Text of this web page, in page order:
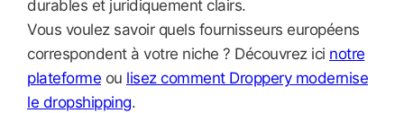
durables et juridiquement clairs.
Vous voulez savoir quels fournisseurs européens
correspondent à votre niche ? Découvrez ici notre
plateforme ou lisez comment Droppery modernise
le dropshipping.